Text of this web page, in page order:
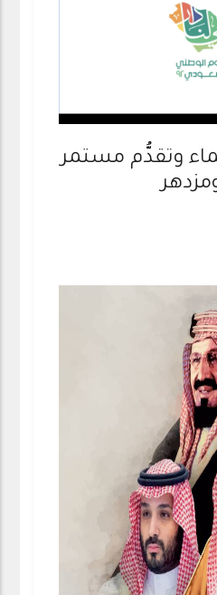
الذكرى 92 نماء وتقدُّم مستمر